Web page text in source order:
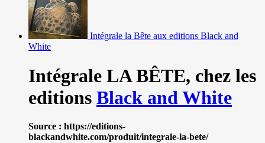
Intégrale la Bête aux editions Black and
White
Intégrale LA BÊTE, chez les
editions Black and White
Source : https://editions-
blackandwhite.com/produit/integrale-la-bete/